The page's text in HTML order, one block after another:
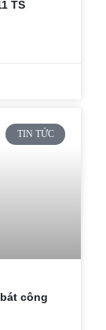
TS
TIN TỨC
công